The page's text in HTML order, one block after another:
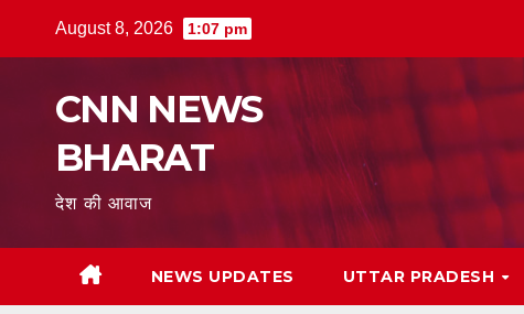
August 8, 2026 1:07 pm
CNN NEWS
BHARAT
देश की आवाज
NEWS UPDATES UTTAR PRADESH